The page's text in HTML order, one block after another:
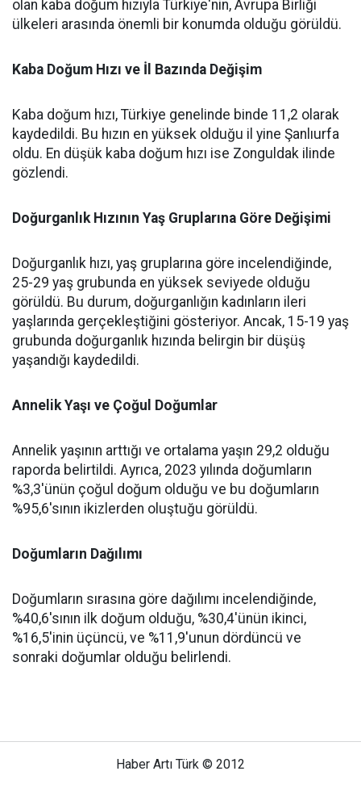
olan kaba doğum hızıyla Türkiye'nin, Avrupa Birliği
ülkeleri arasında önemli bir konumda olduğu görüldü.
Kaba Doğum Hızı ve İl Bazında Değişim
Kaba doğum hızı, Türkiye genelinde binde 11,2 olarak
kaydedildi. Bu hızın en yüksek olduğu il yine Şanlıurfa
oldu. En düşük kaba doğum hızı ise Zonguldak ilinde
gözlendi.
Doğurganlık Hızının Yaş Gruplarına Göre Değişimi
Doğurganlık hızı, yaş gruplarına göre incelendiğinde,
25-29 yaş grubunda en yüksek seviyede olduğu
görüldü. Bu durum, doğurganlığın kadınların ileri
yaşlarında gerçekleştiğini gösteriyor. Ancak, 15-19 yaş
grubunda doğurganlık hızında belirgin bir düşüş
yaşandığı kaydedildi.
Annelik Yaşı ve Çoğul Doğumlar
Annelik yaşının arttığı ve ortalama yaşın 29,2 olduğu
raporda belirtildi. Ayrıca, 2023 yılında doğumların
%3,3'ünün çoğul doğum olduğu ve bu doğumların
%95,6'sının ikizlerden oluştuğu görüldü.
Doğumların Dağılımı
Doğumların sırasına göre dağılımı incelendiğinde,
%40,6'sının ilk doğum olduğu, %30,4'ünün ikinci,
%16,5'inin üçüncü, ve %11,9'unun dördüncü ve
sonraki doğumlar olduğu belirlendi.
Haber Artı Türk © 2012